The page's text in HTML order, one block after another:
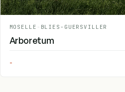
MOSELLE - BLIES-GUERSVILLER
Arboretum
-